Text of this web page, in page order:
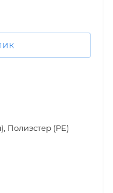
Полиэстер (PE)